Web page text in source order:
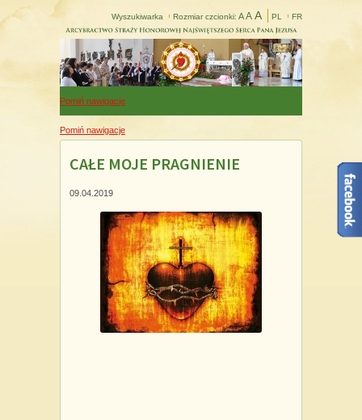
Wyszukiwarka Rozmiar czcionki: A A A PL FR
Pomiń nawigacje
Pomiń nawigacje
CAŁE MOJE PRAGNIENIE
09.04.2019